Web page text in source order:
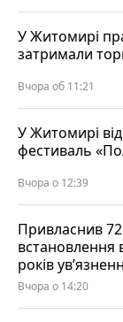
У Житомирі
затримали
Вчора об 11:21
У Житомирі
фестиваль
Вчора о 12:39
Привласнив
встановлення
років
Вчора о 14:20